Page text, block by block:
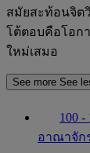
สมัยสะท้อนจิ
โต้ตอบคือโอก
ใหม่เสมอ
See more See
100
อาณาจัก